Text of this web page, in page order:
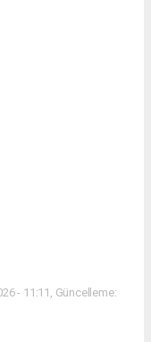
- 11:11, Güncelleme: